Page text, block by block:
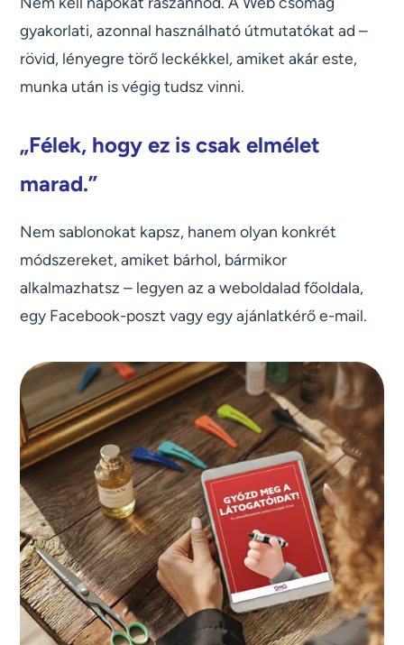
gyakorlati, azonnal használható útmutatókat ad –
rövid, lényegre törő leckékkel, amiket akár este,
munka után is végig tudsz vinni.
„Félek, hogy ez is csak elmélet
marad.”
Nem sablonokat kapsz, hanem olyan konkrét
módszereket, amiket bárhol, bármikor
alkalmazhatsz – legyen az a weboldalad főoldala,
egy Facebook-poszt vagy egy ajánlatkérő e-mail.‍